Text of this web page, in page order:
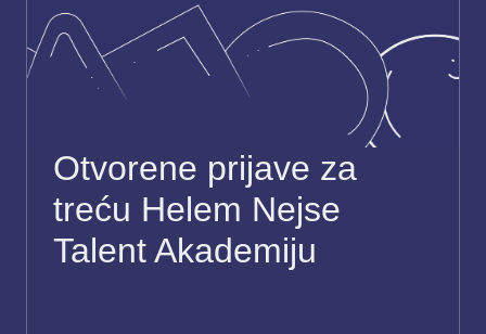
Otvorene prijave za
treću Helem Nejse
Talent Akademiju